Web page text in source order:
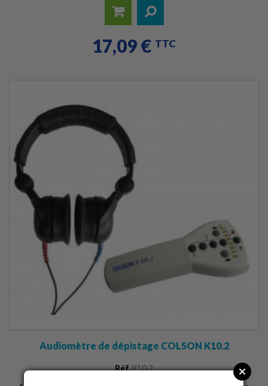
17,09 € TTC
au
panier
Audiomètre de dépistage COLSON K10.2
Réf.K10.2